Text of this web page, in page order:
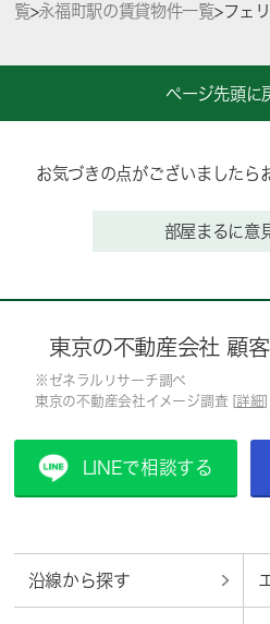
覧>永福町駅の賃貸物件一覧>フェ
ページ先頭に
お気づきの点がございましたら
部屋まるに意
東京の不動産会社 顧
※ゼネラルリサーチ調べ
東京の不動産会社イメージ調査 [ 詳細
LINEで相談する
沿線から探す